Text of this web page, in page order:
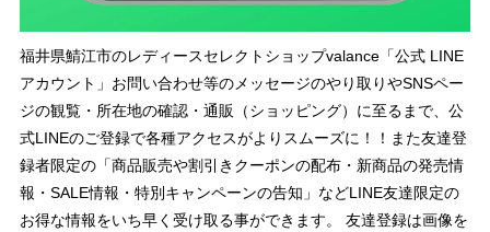
福井県鯖江市のレディースセレクトショップvalance「公式 LINE
アカウント」お問い合わせ等のメッセージのやり取りやSNSペー
ジの観覧・所在地の確認・通販（ショッピング）に至るまで、公
式LINEのご登録で各種アクセスがよりスムーズに！！また友達登
録者限定の「商品販売や割引きクーポンの配布・新商品の発売情
報・SALE情報・特別キャンペーンの告知」などLINE友達限定の
お得な情報をいち早く受け取る事ができます。 友達登録は画像を